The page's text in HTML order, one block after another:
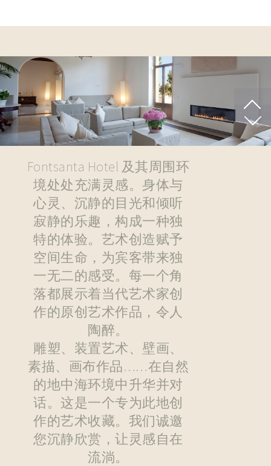
Fontsanta Hotel 及其周围环
境处处充满灵感。身体与
心灵、沉静的目光和倾听
寂静的乐趣，构成一种独
特的体验。艺术创造赋予
空间生命，为宾客带来独
一无二的感受。每一个角
落都展示着当代艺术家创
作的原创艺术作品，令人
陶醉。
雕塑、装置艺术、壁画、
素描、画布作品……在自然
的地中海环境中升华并对
话。这是一个专为此地创
作的艺术收藏。我们诚邀
您沉静欣赏，让灵感自在
流淌。